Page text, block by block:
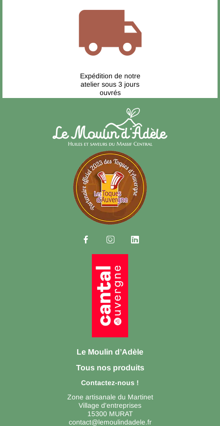
local_shipping
Expédition de notre
atelier sous 3 jours
ouvrés
  
Le Moulin d’Adèle
Tous nos produits
Contactez-nous !
Zone artisanale du Martinet
Village d'entreprises
15300 MURAT
contact@lemoulindadele.fr